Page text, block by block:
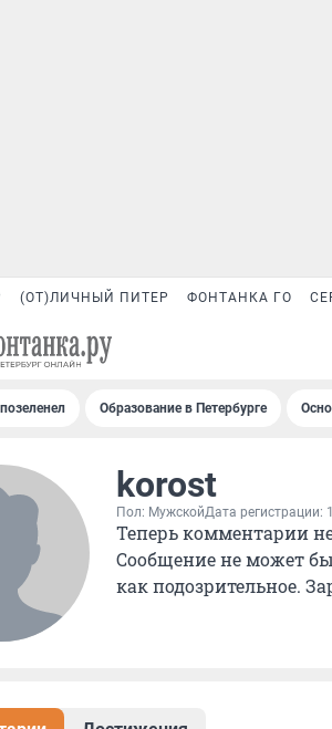
(ОТ)ЛИЧНЫЙ ПИТЕР ФОНТАНКА ГО
Образование в Петербурге
korost
Пол: МужскойДата регистрации:
Теперь комментарии
Сообщение не может
как подозрительное.